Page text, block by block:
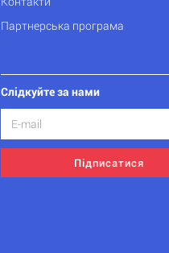
Партнерська програма
Слідкуйте за нами
Підписатися